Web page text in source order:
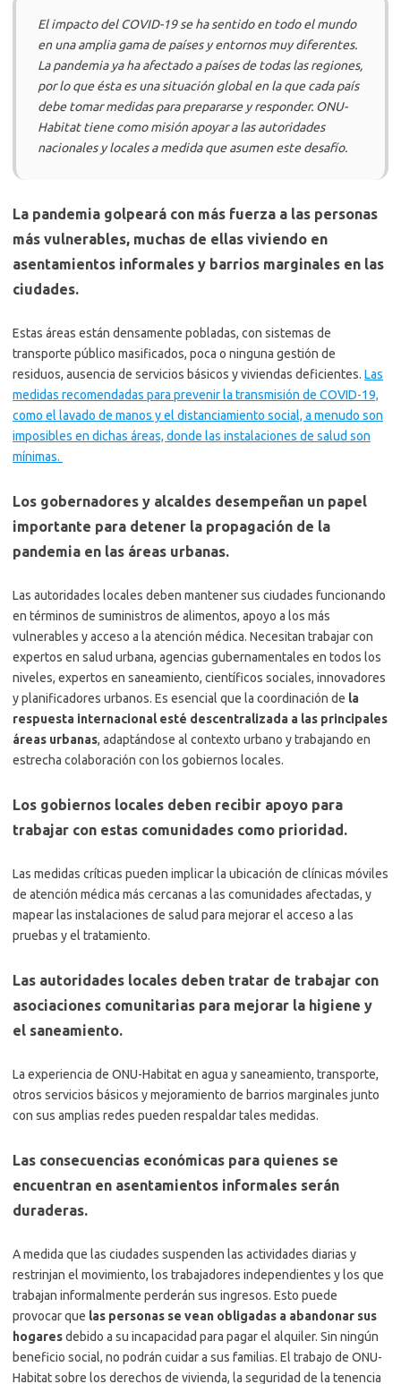
El impacto del COVID-19 se ha sentido en todo el mundo
en una amplia gama de países y entornos muy diferentes.
La pandemia ya ha afectado a países de todas las regiones,
por lo que ésta es una situación global en la que cada país
debe tomar medidas para prepararse y responder. ONU-
Habitat tiene como misión apoyar a las autoridades
nacionales y locales a medida que asumen este desafío.
La pandemia golpeará con más fuerza a las personas
más vulnerables, muchas de ellas viviendo en
asentamientos informales y barrios marginales en las
ciudades.
Estas áreas están densamente pobladas, con sistemas de
transporte público masificados, poca o ninguna gestión de
residuos, ausencia de servicios básicos y viviendas deficientes. Las
medidas recomendadas para prevenir la transmisión de COVID-19,
como el lavado de manos y el distanciamiento social, a menudo son
imposibles en dichas áreas, donde las instalaciones de salud son
mínimas.
Los gobernadores y alcaldes desempeñan un papel
importante para detener la propagación de la
pandemia en las áreas urbanas.
Las autoridades locales deben mantener sus ciudades funcionando
en términos de suministros de alimentos, apoyo a los más
vulnerables y acceso a la atención médica. Necesitan trabajar con
expertos en salud urbana, agencias gubernamentales en todos los
niveles, expertos en saneamiento, científicos sociales, innovadores
y planificadores urbanos. Es esencial que la coordinación de la
respuesta internacional esté descentralizada a las principales
áreas urbanas, adaptándose al contexto urbano y trabajando en
estrecha colaboración con los gobiernos locales.
Los gobiernos locales deben recibir apoyo para
trabajar con estas comunidades como prioridad.
Las medidas críticas pueden implicar la ubicación de clínicas móviles
de atención médica más cercanas a las comunidades afectadas, y
mapear las instalaciones de salud para mejorar el acceso a las
pruebas y el tratamiento.
Las autoridades locales deben tratar de trabajar con
asociaciones comunitarias para mejorar la higiene y
el saneamiento.
La experiencia de ONU-Habitat en agua y saneamiento, transporte,
otros servicios básicos y mejoramiento de barrios marginales junto
con sus amplias redes pueden respaldar tales medidas.
Las consecuencias económicas para quienes se
encuentran en asentamientos informales serán
duraderas.
A medida que las ciudades suspenden las actividades diarias y
restrinjan el movimiento, los trabajadores independientes y los que
trabajan informalmente perderán sus ingresos. Esto puede
provocar que las personas se vean obligadas a abandonar sus
hogaresdebido a su incapacidad para pagar el alquiler. Sin ningún
beneficio social, no podrán cuidar a sus familias. El trabajo de ONU-
Habitat sobre los derechos de vivienda, la seguridad de la tenencia